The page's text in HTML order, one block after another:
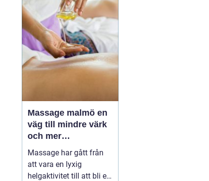
videosamtal kan klient
och terapeut mötas
oavsett var i l...
Massage malmö en
väg till mindre värk
och mer
vardagsenergi
Massage har gått från
att vara en lyxig
helgaktivitet till att bli en